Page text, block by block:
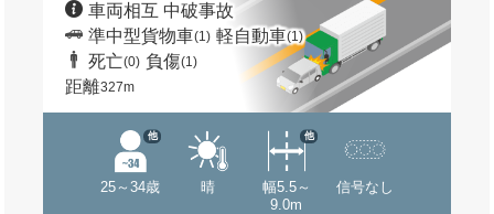
車両相互 中破事故
準中型貨物車(1) 軽自動車(1)
死亡(0) 負傷(1)
距離327m
25～34歳
他
晴
幅5.5～
9.0m
他
信号なし